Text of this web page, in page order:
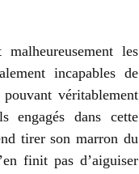
les
incapables de
véritablement
engagés dans cette
tirer son marron du
finit pas d’aiguiser